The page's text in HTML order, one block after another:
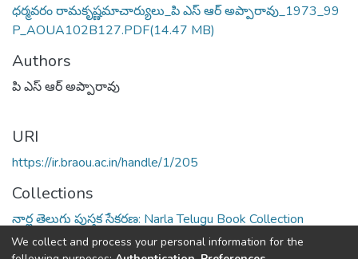
ధర్మవరం రామకృష్ణమాచార్యులు_పి ఎస్ ఆర్ అప్పారావు_1973_99
P_AOUA102B127.PDF(14.47 MB)
Authors
పి ఎస్ ఆర్ అప్పారావు
URI
https://ir.braou.ac.in/handle/1/205
Collections
నార్ల తెలుగు పుస్తక సేకరణ: Narla Telugu Book Collection
We collect and process your personal information for the